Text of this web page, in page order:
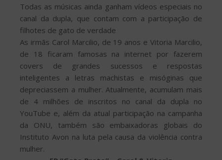
Todas as músicas ainda ganham vídeos especiais no
canal da dupla, que contam com a participação de
filhotes de gato de verdade
As irmãs Carol Marcilio, de 19 anos e Vitoria Marcilio,
de 18 ficaram famosas na internet por fazerem
covers de grandes sucessos e respostas
inteligentes a letras machistas e misóginas que
depreciassem a mulher. Atualmente, acumulam mais
de 4 milhões de inscritos no canal da dupla no
YouTube e, além da atual participação na campanha
da ONU, também são embaixadoras globais do
Instituto Avon na luta pela causa da violência contra
mulher.